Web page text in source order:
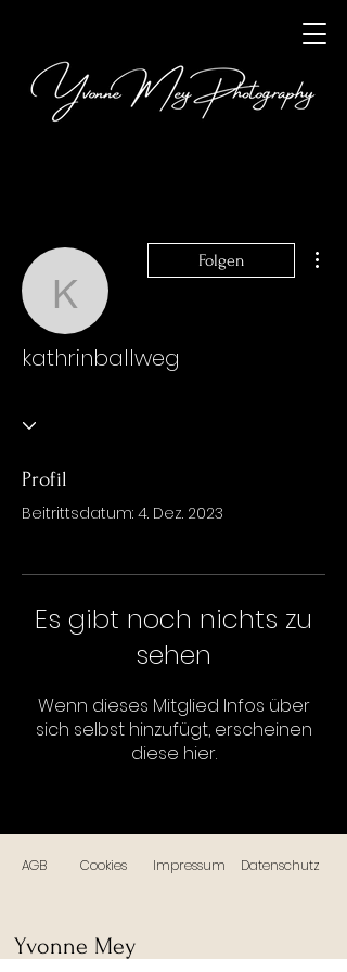
kathrinballweg
Folgen
kathrinballweg
Profil
Beitrittsdatum: 4. Dez. 2023
Es gibt noch nichts zu
sehen
Wenn dieses Mitglied Infos über
sich selbst hinzufügt, erscheinen
diese hier.
AGB Cookies Impressum Datenschutz
Yvonne Mey